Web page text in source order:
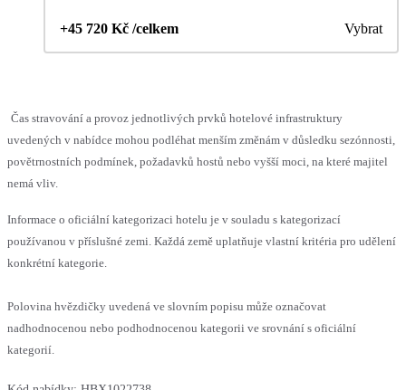
+45 720 Kč /celkem Vybrat
Čas stravování a provoz jednotlivých prvků hotelové infrastruktury
uvedených v nabídce mohou podléhat menším změnám v důsledku sezónnosti,
povětrnostních podmínek, požadavků hostů nebo vyšší moci, na které majitel
nemá vliv.
Informace o oficiální kategorizaci hotelu je v souladu s kategorizací
používanou v příslušné zemi. Každá země uplatňuje vlastní kritéria pro udělení
konkrétní kategorie.
Polovina hvězdičky uvedená ve slovním popisu může označovat
nadhodnocenou nebo podhodnocenou kategorii ve srovnání s oficiální
kategorií.